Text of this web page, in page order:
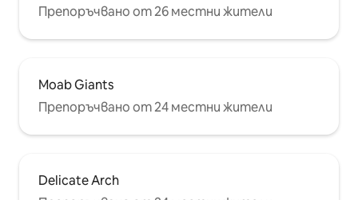
Препоръчвано от 26 местни жители
Moab Giants
Препоръчвано от 24 местни жители
Delicate Arch